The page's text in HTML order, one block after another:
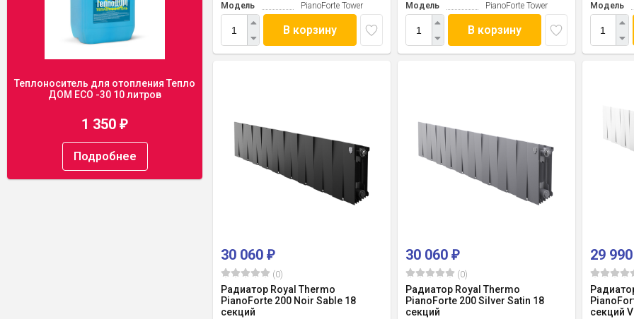
Теплоноситель для отопления Тепло
ДОМ ECO -30 10 литров
1 350₽
Подробнее
Модель
PianoForte Tower
В корзину
Модель
PianoForte Tower
В корзину
Модель
30 060₽
(0)
Радиатор Royal Thermo
PianoForte 200 Noir Sable 18
секций
30 060 ₽
(0)
Радиатор Royal Thermo
PianoForte 200 Silver Satin 18
секций
29 990
секций